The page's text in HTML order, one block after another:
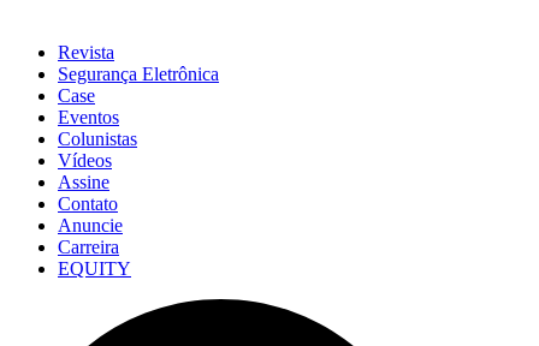
Revista
Segurança Eletrônica
Case
Eventos
Colunistas
Vídeos
Assine
Contato
Anuncie
Carreira
EQUITY